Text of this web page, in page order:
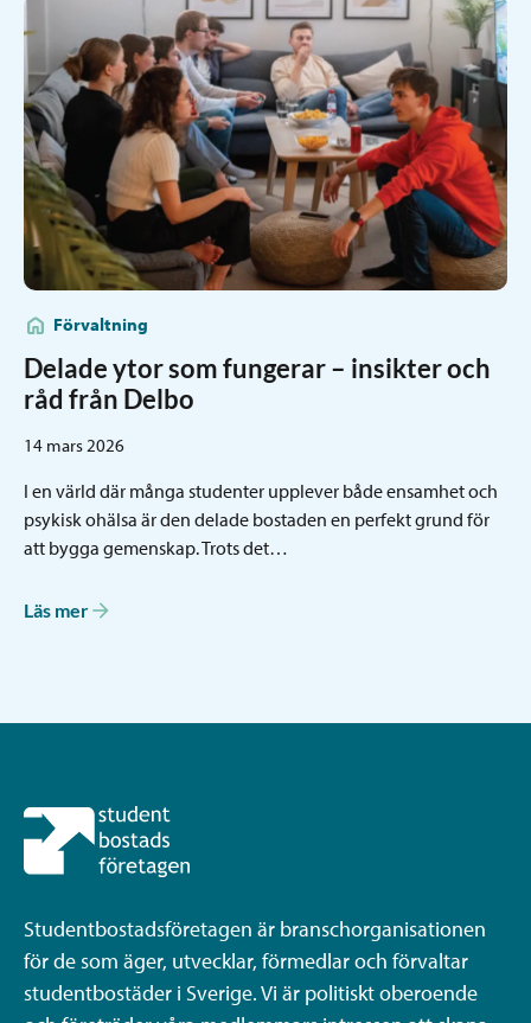
Förvaltning
Delade ytor som fungerar – insikter och
råd från Delbo
14 mars 2026
I en värld där många studenter upplever både ensamhet och
psykisk ohälsa är den delade bostaden en perfekt grund för
att bygga gemenskap. Trots det…
Läs mer
Studentbostadsföretagen är branschorganisationen
för de som äger, utvecklar, förmedlar och förvaltar
studentbostäder i Sverige. Vi är politiskt oberoende